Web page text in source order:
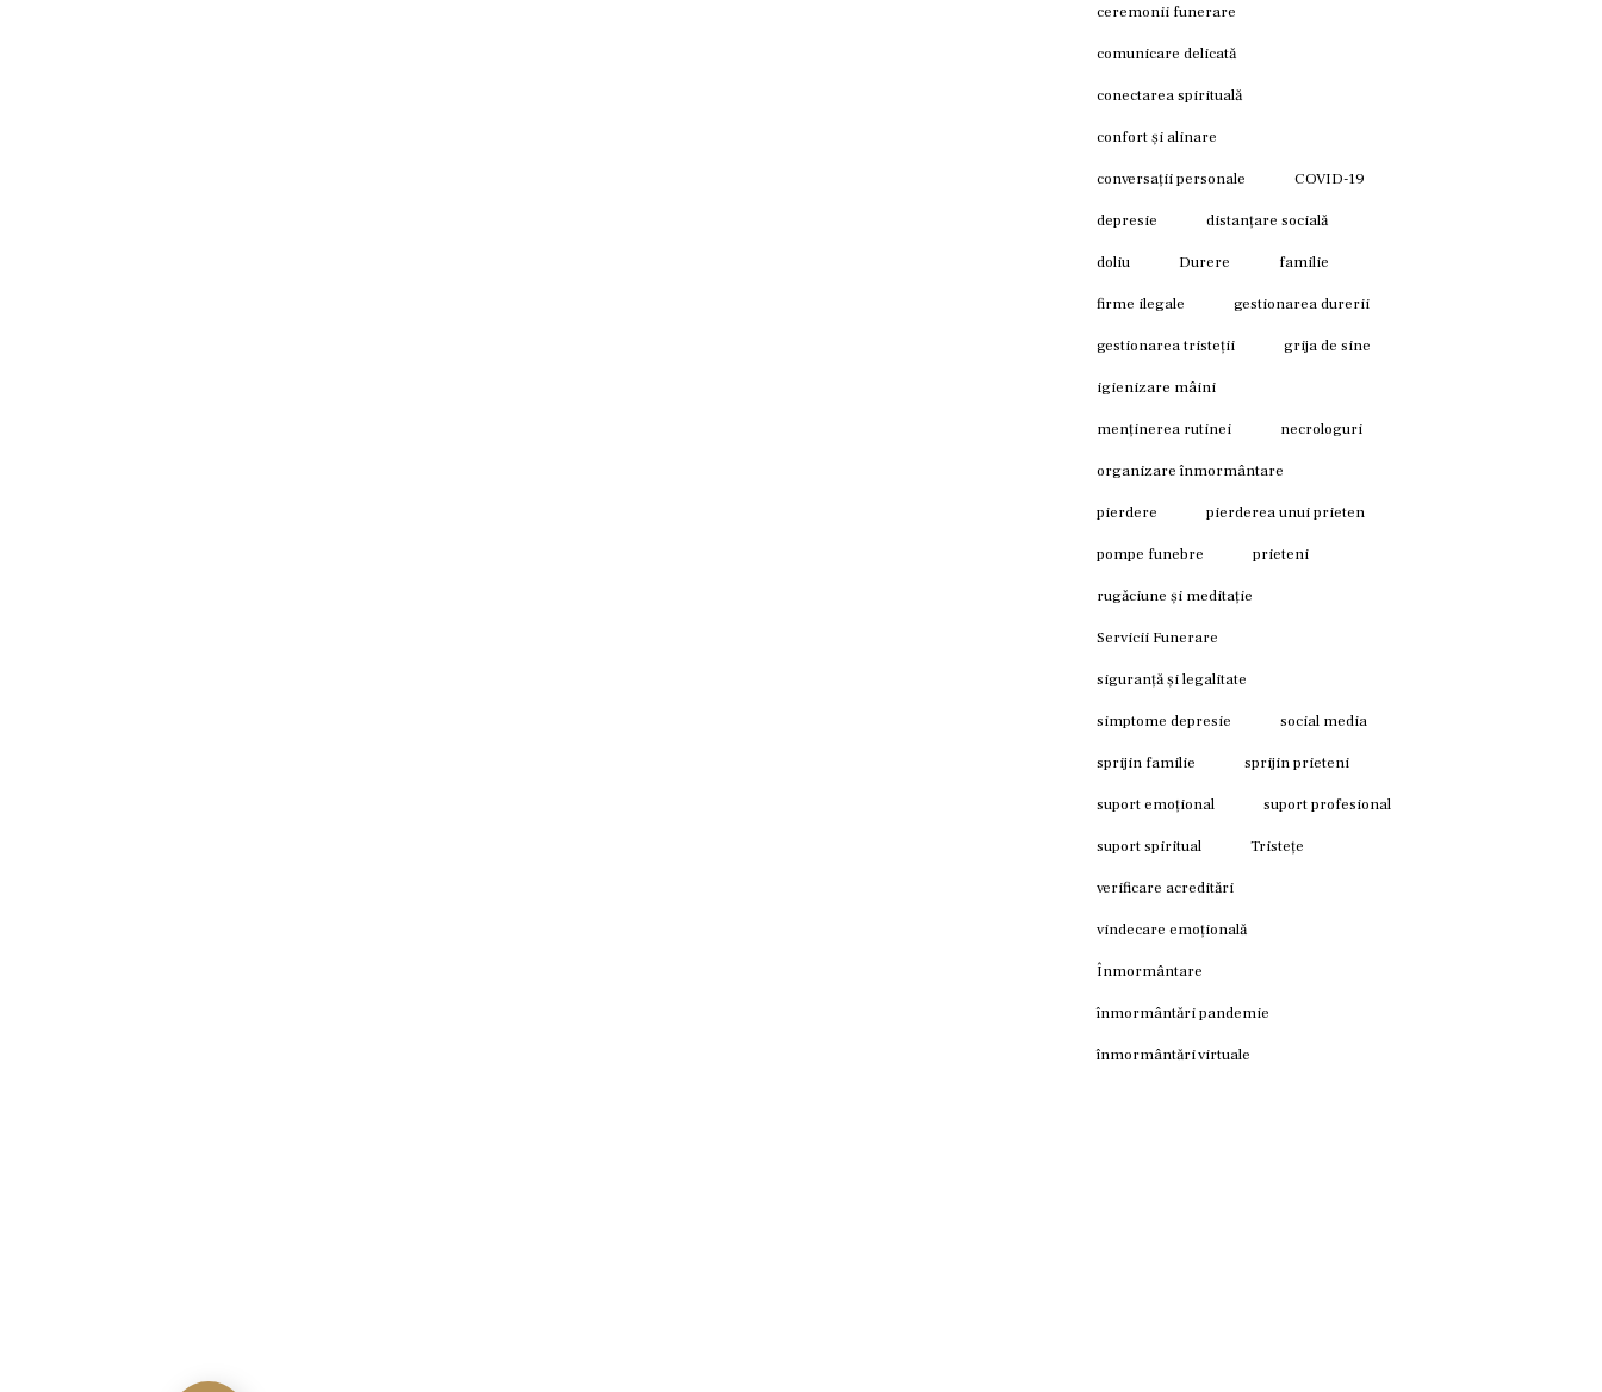
ceremonii funerare
comunicare delicată
conectarea spirituală
confort și alinare
conversații personale COVID-19
depresie distanțare socială
doliu Durere familie
firme ilegale gestionarea durerii
gestionarea tristeții grija de sine
igienizare mâini
menținerea rutinei necrologuri
organizare înmormântare
pierdere pierderea unui prieten
pompe funebre prieteni
rugăciune și meditație
Servicii Funerare
siguranță și legalitate
simptome depresie social media
sprijin familie sprijin prieteni
suport emoțional suport profesional
suport spiritual Tristețe
verificare acreditări
vindecare emoțională
Înmormântare
înmormântări pandemie
înmormântări virtuale